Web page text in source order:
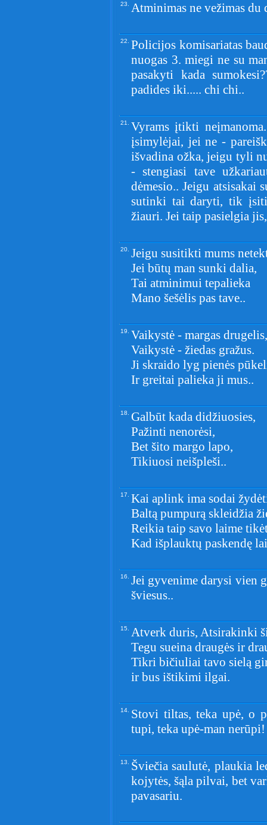
23. Atminimas ne vežimas du
22. Policijos komisariatas
nuogas 3. miegi ne su
pasakyti kada
padides iki..... chi chi..
21. Vyrams įtikti
įsimylėjai, jei ne -
išvadina ožka, jeigu tyli
- stengiasi tave
dėmesio.. Jeigu atsisakai
sutinki tai daryti, tik
žiauri. Jei taip pasielgia
20. Jeigu susitikti mums
Jei būtų man sunki dalia,
Tai atminimui tepalieka
Mano šešėlis pas tave..
19. Vaikystė - margas drugelis,
Vaikystė - žiedas gražus.
Ji skraido lyg pienės
Ir greitai palieka ji mus..
18. Galbūt kada didžiuosies,
Pažinti nenorėsi,
Bet šito margo lapo,
Tikiuosi neišpleši..
17. Kai aplink ima sodai
Baltą pumpurą skleidžia
Reikia taip savo laime
Kad išplauktų paskendę
16. Jei gyvenime darysi vien
šviesus..
15. Atverk duris, Atsirakinki
Tegu sueina draugės ir
Tikri bičiuliai tavo sielą
ir bus ištikimi ilgai.
14. Stovi tiltas, teka upė, o
tupi, teka upė-man nerūpi!
13. Šviečia saulutė, plaukia
kojytės, šąla pilvai, bet
pavasariu.